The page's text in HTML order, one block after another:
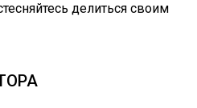
делиться своим